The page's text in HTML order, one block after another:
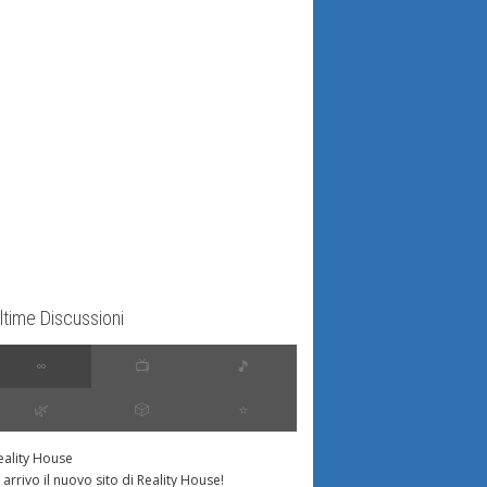
Discussioni
∞ 📺 🎵
🌿 🎲 ⭐️
House
arrivo il nuovo sito di Reality House!